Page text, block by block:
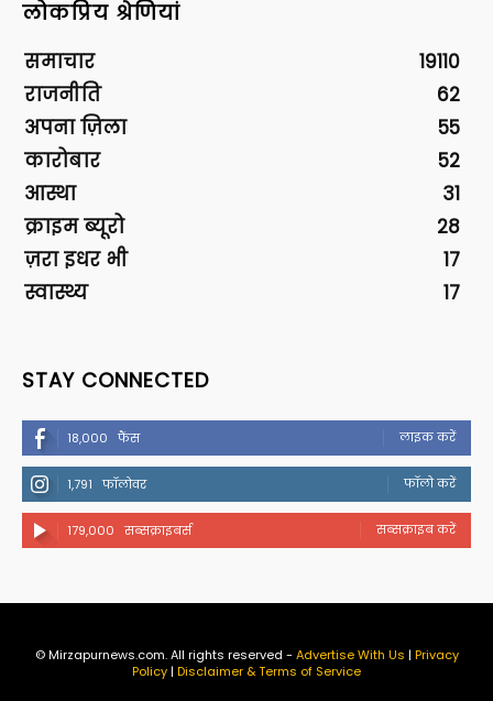
लोकप्रिय श्रेणियां
समाचार
19110
राजनीति
62
अपना ज़िला
55
कारोबार
52
आस्था
31
क्राइम ब्यूरो
28
ज़रा इधर भी
17
स्वास्थ्य
17
STAY CONNECTED
18,000 फैंस लाइक करें
1,791 फॉलोवर फॉलो करें
179,000 सब्सक्राइबर्स सब्सक्राइब करें
© Mirzapurnews.com. All rights reserved - Advertise With Us | Privacy
Policy| Disclaimer & Terms of Service